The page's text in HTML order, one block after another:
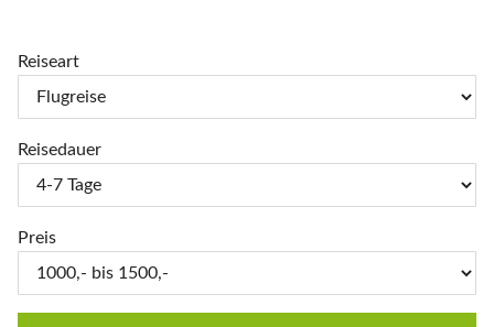
Reiseart
Reisedauer
Preis